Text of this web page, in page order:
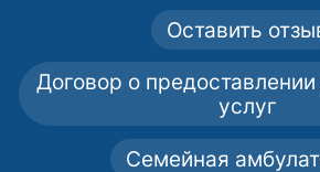
Оставить
Договор о
услуг
Семейная